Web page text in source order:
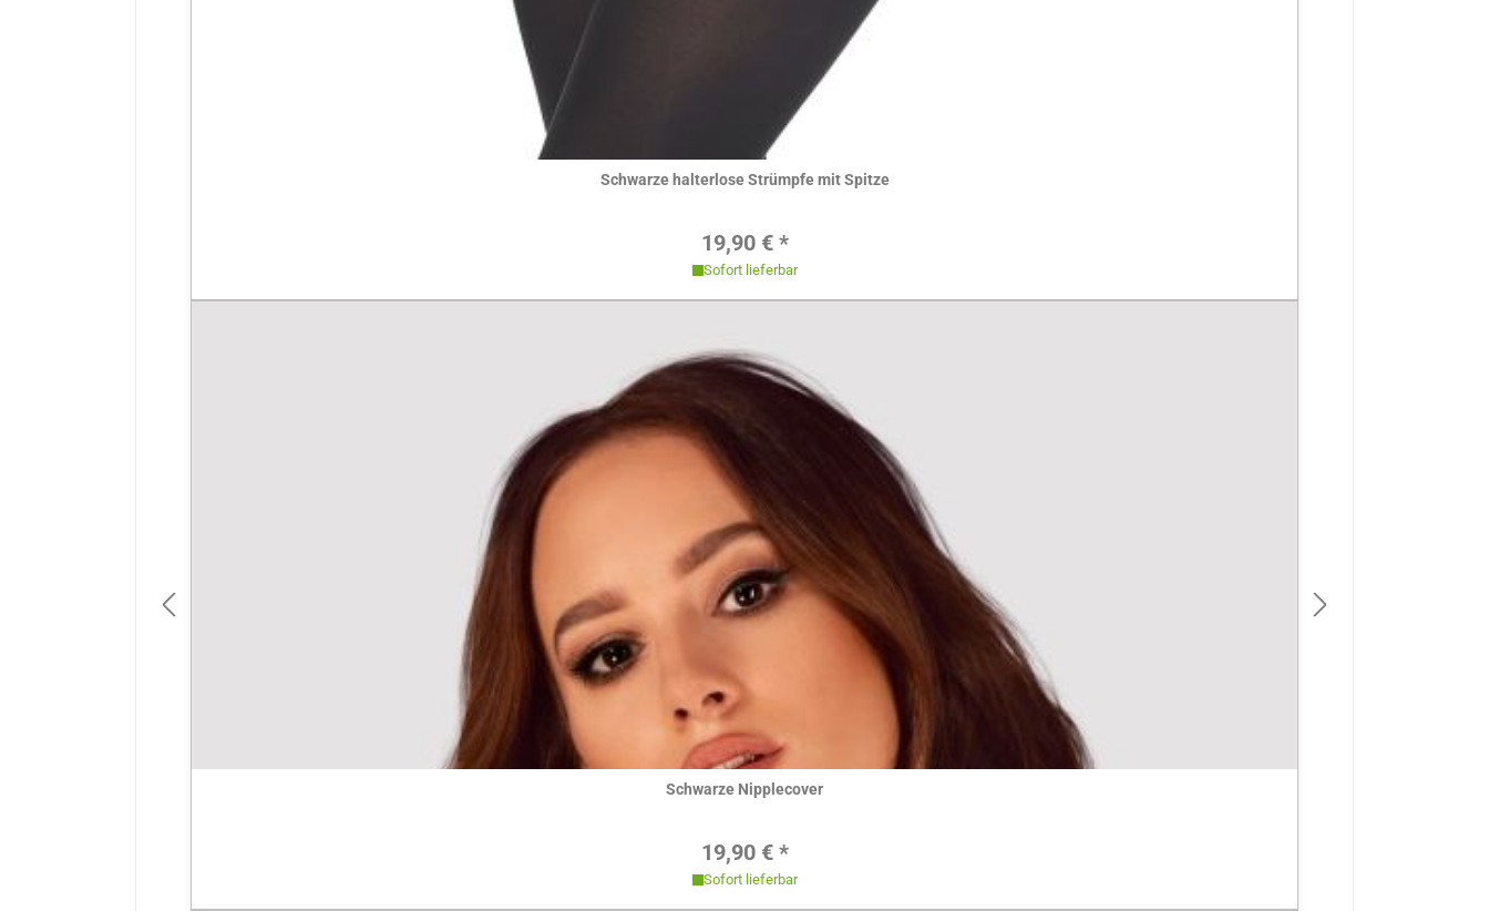
Hier ansehen
Schwarze halterlose Strümpfe mit Spitze
Regulärer Preis:
19,90 € *
Sofort lieferbar
Hier ansehen
Schwarze Nipplecover
Regulärer Preis:
19,90 € *
Sofort lieferbar